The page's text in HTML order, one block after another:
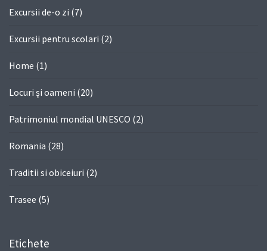
Excursii de-o zi (7)
Excursii pentru scolari (2)
Home (1)
Locuri şi oameni (20)
Patrimoniul mondial UNESCO (2)
Romania (28)
Traditii si obiceiuri (2)
Trasee (5)
Etichete